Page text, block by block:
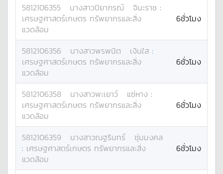
5812106355 นางสาวปิยาภรณ์ จินะราช :
เศรษฐศาสตร์เกษตร ทรัพยากรและสิ่ง
แวดล้อม
6ชั่วโมง
5812106356 นางสาวพรพนิต เงินใส :
เศรษฐศาสตร์เกษตร ทรัพยากรและสิ่ง
แวดล้อม
6ชั่วโมง
5812106358 นางสาวพะเยาว์ แซ่หาง :
เศรษฐศาสตร์เกษตร ทรัพยากรและสิ่ง
แวดล้อม
6ชั่วโมง
5812106359 นางสาวณฐรินทร์
ชุ่มมงคล
: เศรษฐศาสตร์เกษตร ทรัพยากรและสิ่ง
แวดล้อม
6ชั่วโมง